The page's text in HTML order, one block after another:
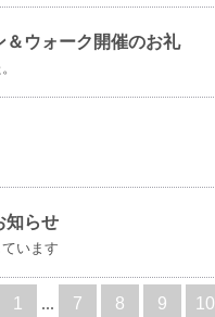
＆ウォーク開催のお礼
知らせ
います
1 ... 7 8 9 10